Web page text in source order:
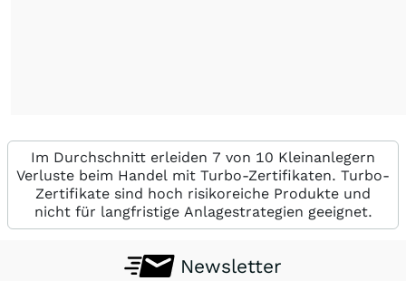
Im Durchschnitt erleiden 7 von 10 Kleinanlegern
Verluste beim Handel mit Turbo-Zertifikaten. Turbo-
Zertifikate sind hoch risikoreiche Produkte und
nicht für langfristige Anlagestrategien geeignet.
Newsletter